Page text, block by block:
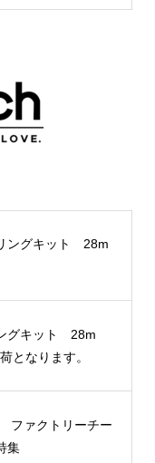
ングキット 28m
グキット 28m
となります。
ファクトリーチー
集